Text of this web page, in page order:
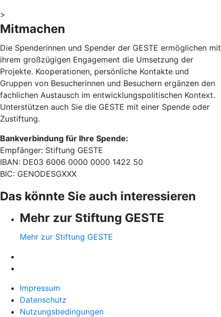
>
Mitmachen
Die Spenderinnen und Spender der GESTE ermöglichen mit
ihrem großzügigen Engagement die Umsetzung der
Projekte. Kooperationen, persönliche Kontakte und
Gruppen von Besucherinnen und Besuchern ergänzen den
fachlichen Austausch im entwicklungspolitischen Kontext.
Unterstützen auch Sie die GESTE mit einer Spende oder
Zustiftung.
Bankverbindung für Ihre Spende:
Empfänger: Stiftung GESTE
IBAN: DE03 6006 0000 0000 1422 50
BIC: GENODESGXXX
Das könnte Sie auch interessieren
Mehr zur Stiftung GESTE
Mehr zur Stiftung GESTE
Impressum
Datenschutz
Nutzungsbedingungen